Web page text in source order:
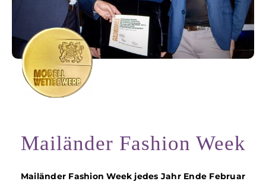
Mailänder Fashion Week
Mailänder Fashion Week jedes Jahr Ende Februar